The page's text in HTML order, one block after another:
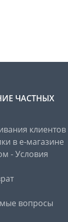
ЧАСТНЫХ
клиентов
в е-магазине
- Условия
вопросы